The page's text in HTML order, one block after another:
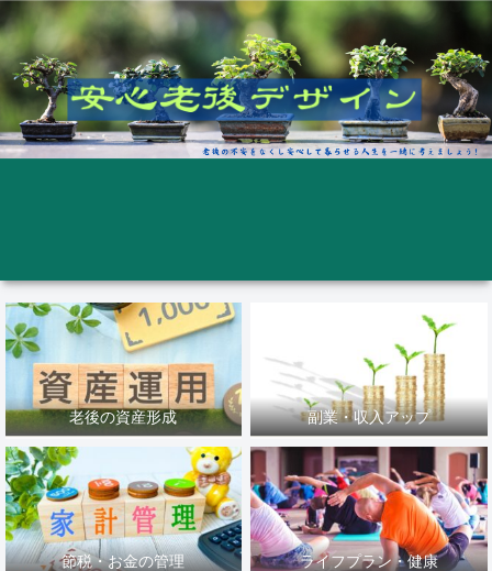
老後の資産形成 副業・収入アップ
節税・お金の管理 ライフプラン・健康